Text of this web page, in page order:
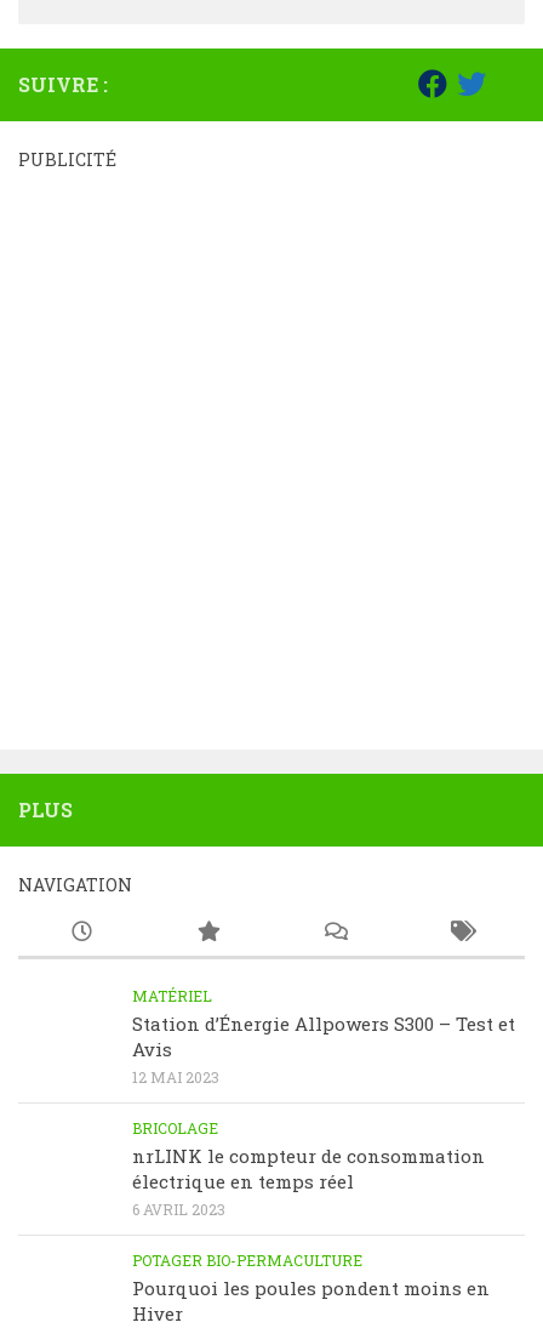
SUIVRE :
PUBLICITÉ
PLUS
NAVIGATION
MATÉRIEL
Station d’Énergie Allpowers S300 – Test et
Avis
12 MAI 2023
BRICOLAGE
nrLINK le compteur de consommation
électrique en temps réel
6 AVRIL 2023
POTAGER BIO-PERMACULTURE
Pourquoi les poules pondent moins en
Hiver